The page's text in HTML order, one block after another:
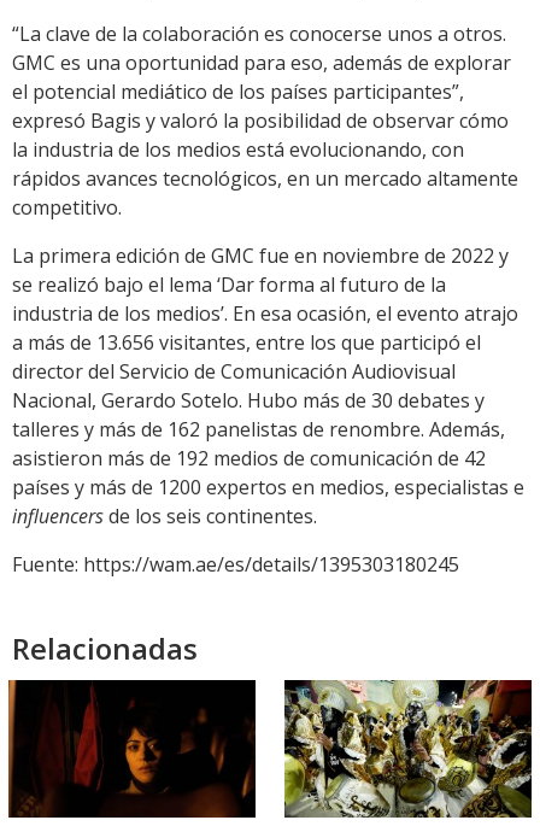
“La clave de la colaboración es conocerse unos a otros.
GMC es una oportunidad para eso, además de explorar
el potencial mediático de los países participantes”,
expresó Bagis y valoró la posibilidad de observar cómo
la industria de los medios está evolucionando, con
rápidos avances tecnológicos, en un mercado altamente
competitivo.
La primera edición de GMC fue en noviembre de 2022 y
se realizó bajo el lema ‘Dar forma al futuro de la
industria de los medios’. En esa ocasión, el evento atrajo
a más de 13.656 visitantes, entre los que participó el
director del Servicio de Comunicación Audiovisual
Nacional, Gerardo Sotelo. Hubo más de 30 debates y
talleres y más de 162 panelistas de renombre. Además,
asistieron más de 192 medios de comunicación de 42
países y más de 1200 expertos en medios, especialistas e
influencersde los seis continentes.
Fuente: https://wam.ae/es/details/1395303180245
Relacionadas